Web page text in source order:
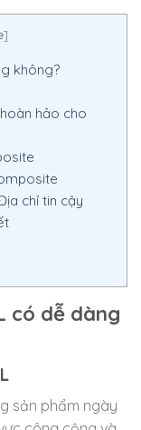
]
không?
hảo cho
chỉ tin cậy
có dễ dàng
sản phẩm ngày